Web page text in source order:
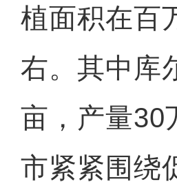
植面积在百
右。其中库
亩，产量30
市紧紧围绕